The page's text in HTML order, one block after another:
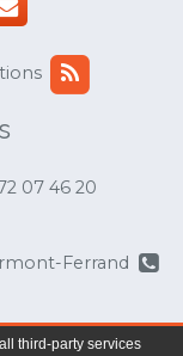
07 46 20
Ferrand
Alpes-
third-party services